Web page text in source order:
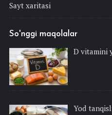
Sayt xaritasi
So'nggi maqolalar
D vitamini
Yod